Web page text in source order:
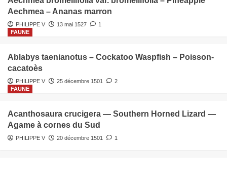
Aechmea – Ananas marron
PHILIPPE V 13 mai 1527
1
FAUNE
Ablabys taenianotus – Cockatoo Waspfish – Poisson-
cacatoès
PHILIPPE V 25 décembre 1501
2
FAUNE
Acanthosaura crucigera — Southern Horned Lizard —
Agame à cornes du Sud
PHILIPPE V 20 décembre 1501 1